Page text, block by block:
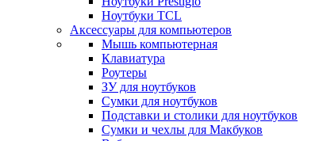
Ноутбуки TCL
Аксессуары для компьютеров
Мышь компьютерная
Клавиатура
Роутеры
ЗУ для ноутбуков
Сумки для ноутбуков
Подставки и столики для ноутбуков
Сумки и чехлы для Макбуков